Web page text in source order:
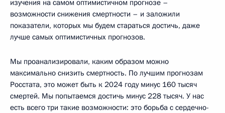
изучения на самом оптимистичном прогнозе –
возможности снижения смертности – и заложили
показатели, которых мы будем стараться достичь, даже
лучше самых оптимистичных прогнозов.
Мы проанализировали, каким образом можно
максимально снизить смертность. По лучшим прогнозам
Росстата, это может быть к 2024 году минус 160 тысяч
смертей. Мы попытаемся достичь минус 228 тысяч. У нас
есть всего три такие возможности: это борьба с сердечно-